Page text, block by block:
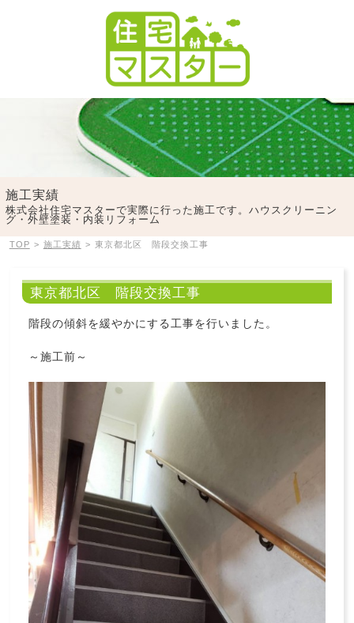
施工実績
株式会社住宅マスターで実際に行った施工です。ハウスクリーニン
グ・外壁塗装・内装リフォーム
TOP > 施工実績 > 東京都北区 階段交換工事
東京都北区 階段交換工事
階段の傾斜を緩やかにする工事を行いました。
～施工前～